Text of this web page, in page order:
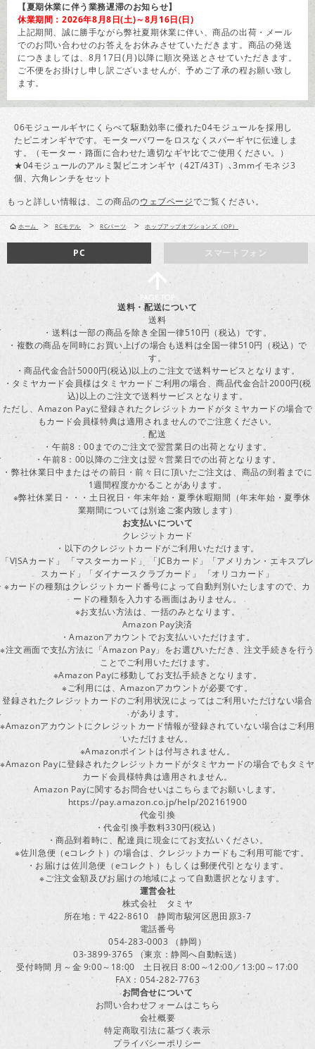
【夏期休業に伴う業務遅滞のお知らせ】
休業期間：2026年8月8日(土)～8月16日(日)
上記期間、誠に勝手ながら弊社夏期休業に伴い、商品の出荷・メール
でのお問い合わせのお答えをお休みさせていただきます。商品の発送
につきましては、8月17日(月)以降に順次発送とさせていただきます。
ご不便をお掛けし申し訳ございませんが、予めご了承の程お願い致し
ます。
06モジュールギヤにくらべて駆動効率に優れた04モジュールを採用し
たピニオンギヤです。モーターパワーをロスなくスパーギヤに伝達しま
す。（モーター・路面に合わせた適切なギヤ比でご使用ください。）
★04モジュールのアルミ製ピニオンギヤ（42T/43T）､3mmイモネジ3
個、六角レンチをセット
もっと詳しい情報は、この商品のウェブページでご覧ください。
ホーム > RCモデル > RCパーツ > ホップアップオプションズ（OP）
スマートフォン
PC
送料・配送について
送料
・送料は一部の商品を除き全国一律510円（税込）です。
・複数の商品を同時にお買い上げの場合も送料は全国一律510円（税込）で
す。
・商品代金合計5000円(税込)以上のご注文で送料サービスとなります。
・タミヤカード会員様はタミヤカードご利用の場合、商品代金合計2000円(税
込)以上のご注文で送料サービスとなります。
ただし、Amazon Payに登録されたクレジットカードがタミヤカードの場合で
もカード会員様特典は適用されませんのでご注意ください。
配送
・午前8：00までのご注文で翌営業日の出荷となります。
・午前8：00以降のご注文は翌々営業日での出荷となります。
・弊社休業日中またはその前日・前々日に頂いたご注文は、商品の到着までに
1週間程度かかることがあります。
※弊社休業日・・・土日祝日・年末年始・夏季休暇期間（年末年始・夏季休
業期間については別途ご案内致します）
お支払いについて
クレジットカード
・以下のクレジットカードがご利用いただけます。
「VISAカード」 「マスターカード」 「JCBカード」「アメリカン・エキスプレ
スカード」「ダイナースクラブカード」 「オリコカード」
※カードの種類はクレジットカード番号によって自動判別いたしますので、カ
ードの種類を入力する画面はありません。
※お支払い方法は、一括のみとなります。
Amazon Pay決済
・Amazonアカウントでお支払いいただけます。
※注文画面で支払方法に「Amazon Pay」をお選びいただき、注文手続きを行う
ことでご利用いただけます。
※Amazon Payに移動してお支払手続きとなります。
※ご利用には、Amazonアカウントが必要です。
登録されたクレジットカードのご利用状況によってはご利用いただけない場合
があります。
※Amazonアカウントにクレジットカード情報が登録されていない場合はご利用
いただけません。
※Amazonポイントは付与されません。
※Amazon Payに登録されたクレジットカードがタミヤカードの場合でもタミヤ
カード会員様特典は適用されません。
Amazon Payに関するお問合せいはこちらまでお願いします。
https://pay.amazon.co.jp/help/202161900
代金引換
・代金引換手数料330円(税込）
・商品到着時に、配達員に現金にてお支払いください。
※佐川急便（eコレクト）の場合は、クレジットカードもご利用可能です。
・お届けは佐川急便（eコレクト）もしくは郵便代引となります。
※ご注文金額及びお届けの地域によって自動選択となります。
運営会社
株式会社 タミヤ
所在地：〒422-8610 静岡市駿河区恩田原3-7
電話番号
054-283-0003 （静岡）
03-3899-3765 （東京：静岡へ自動転送）
受付時間 月～金 9:00～18:00 土日祝日 8:00～12:00／13:00～17:00
FAX：054-282-7763
お問合せについて
お問い合わせフォームはこちら
会社概要
特定商取引法に基づく表示
プライバシーポリシー